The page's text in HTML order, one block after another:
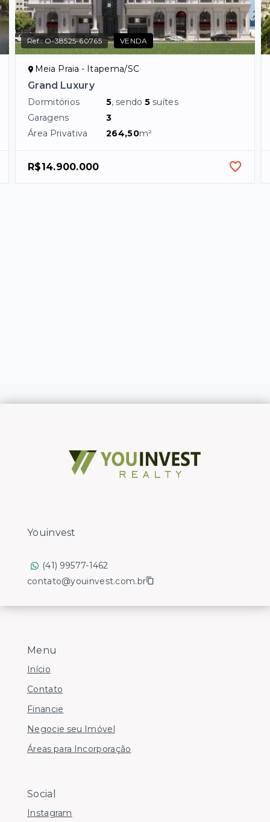
Ref.:O-38525-60765 VENDA
Meia Praia - Itapema/SC
Grand Luxury
Dormitórios 5, sendo5 suítes
Garagens
3
Área Privativa
264,50m²
R$14.900.000
Menu
Início
Contato
Financie
Negocie seu Imóvel
Áreas para Incorporação
Social
Instagram
Youinvest
(41) 99577-1462
contato@youinvest.com.br